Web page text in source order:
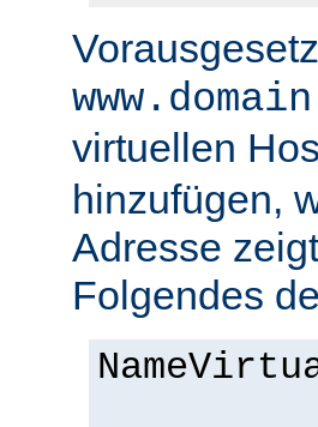
virtuellen
hinzufügen,
Adresse
Folgendes